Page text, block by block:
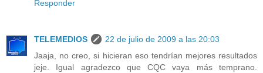
Responder
TELEMEDIOS
22 de julio de 2009 a las 20:03
Jaaja, no creo, si hicieran eso tendrían mejores resultados
jeje. Igual agradezco que CQC vaya más temprano.